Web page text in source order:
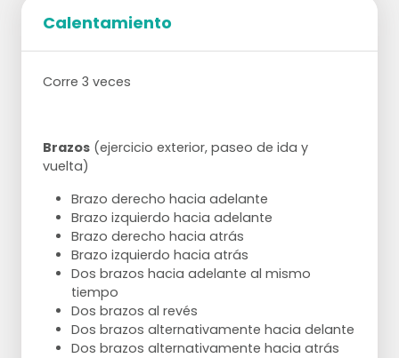
Calentamiento
Corre 3 veces
Brazos (ejercicio exterior, paseo de ida y
vuelta)
Brazo derecho hacia adelante
Brazo izquierdo hacia adelante
Brazo derecho hacia atrás
Brazo izquierdo hacia atrás
Dos brazos hacia adelante al mismo
tiempo
Dos brazos al revés
Dos brazos alternativamente hacia delante
Dos brazos alternativamente hacia atrás